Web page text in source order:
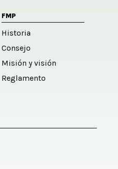
FMP
Historia
Consejo
Misión y visión
Reglamento